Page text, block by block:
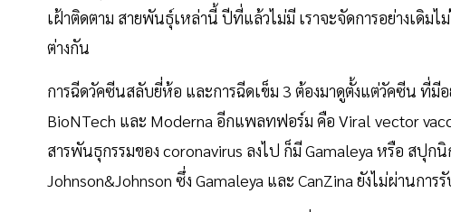
เฝ้าติดตาม สายพันธุ์เหล่านี้ ปีที่แล้วไม่มี เราจะจัดการอย่างเดิมไ
ต่างกัน
การฉีดวัคซีนสลับยี่ห้อ และการฉีดเข็ม 3 ต้องมาดูตั้งแต่วัคซีน ที่
BioNTech และ Moderna อีกแพลทฟอร์ม คือ Viral vector
สารพันธุกรรมของ coronavirus ลงไป ก็มี Gamaleya หรือ สปุก
Johnson&Johnson ซึ่ง Gamaleya และ CanZina ยังไม่ผ่านการ